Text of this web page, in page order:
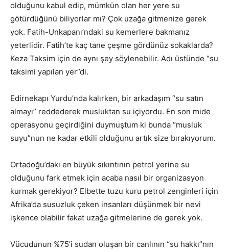
olduğunu kabul edip, mümkün olan her yere su
götürdüğünü biliyorlar mı? Çok uzağa gitmenize gerek
yok. Fatih-Unkapanı’ndaki su kemerlere bakmanız
yeterlidir. Fatih’te kaç tane çeşme gördünüz sokaklarda?
Keza Taksim için de aynı şey söylenebilir. Adı üstünde “su
taksimi yapılan yer”di.
Edirnekapı Yurdu’nda kalırken, bir arkadaşım “su satın
almayı” reddederek musluktan su içiyordu. En son mide
operasyonu geçirdiğini duymuştum ki bunda “musluk
suyu”nun ne kadar etkili olduğunu artık size bırakıyorum.
Ortadoğu’daki en büyük sıkıntının petrol yerine su
olduğunu fark etmek için acaba nasıl bir organizasyon
kurmak gerekiyor? Elbette tuzu kuru petrol zenginleri için
Afrika’da susuzluk çeken insanları düşünmek bir nevi
işkence olabilir fakat uzağa gitmelerine de gerek yok.
Vücudunun %75’i sudan oluşan bir canlının “su hakkı”nın